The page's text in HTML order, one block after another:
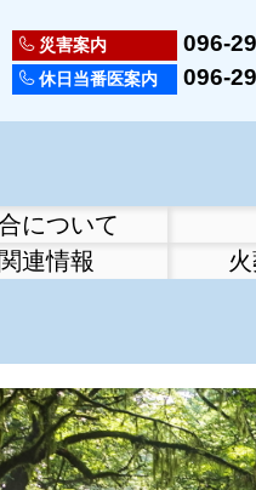
災害案内 096-
休日当番医案内 096-
について
連情報